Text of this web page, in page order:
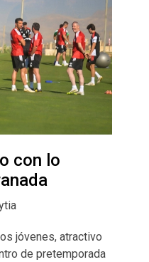
con lo
jóvenes, atractivo
de pretemporada